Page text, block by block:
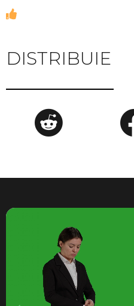
DISTRIBUIE